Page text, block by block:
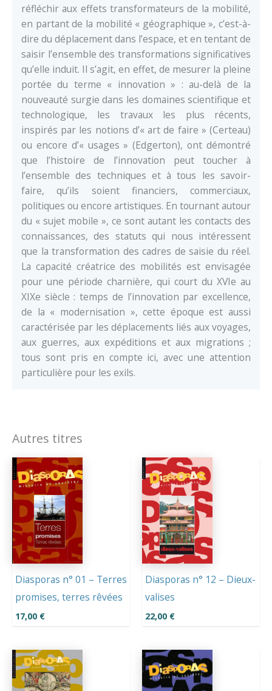
réfléchir aux effets transformateurs de la mobilité,
en partant de la mobilité « géographique », c’est-à-
dire du déplacement dans l’espace, et en tentant de
saisir l’ensemble des transformations significatives
qu’elle induit. Il s’agit, en effet, de mesurer la pleine
portée du terme « innovation » : au-delà de la
nouveauté surgie dans les domaines scientifique et
technologique, les travaux les plus récents,
inspirés par les notions d’« art de faire » (Certeau)
ou encore d’« usages » (Edgerton), ont démontré
que l’histoire de l’innovation peut toucher à
l’ensemble des techniques et à tous les savoir-
faire, qu’ils soient financiers, commerciaux,
politiques ou encore artistiques. En tournant autour
du « sujet mobile », ce sont autant les contacts des
connaissances, des statuts qui nous intéressent
que la transformation des cadres de saisie du réel.
La capacité créatrice des mobilités est envisagée
pour une période charnière, qui court du XVIe au
XIXe siècle : temps de l’innovation par excellence,
de la « modernisation », cette époque est aussi
caractérisée par les déplacements liés aux voyages,
aux guerres, aux expéditions et aux migrations ;
tous sont pris en compte ici, avec une attention
particulière pour les exils.
Autres titres
Diasporas n° 01 – Terres
promises, terres rêvées
17,00 €
Diasporas n° 12 – Dieux-
valises
22,00 €